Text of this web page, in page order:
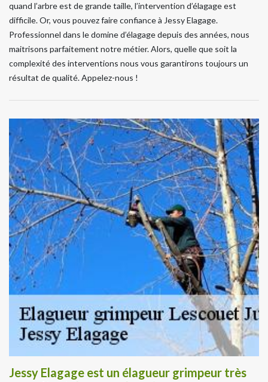
quand l’arbre est de grande taille, l’intervention d’élagage est
difficile. Or, vous pouvez faire confiance à Jessy Elagage.
Professionnel dans le domine d’élagage depuis des années, nous
maitrisons parfaitement notre métier. Alors, quelle que soit la
complexité des interventions nous vous garantirons toujours un
résultat de qualité. Appelez-nous !
Jessy Elagage est un élagueur grimpeur très